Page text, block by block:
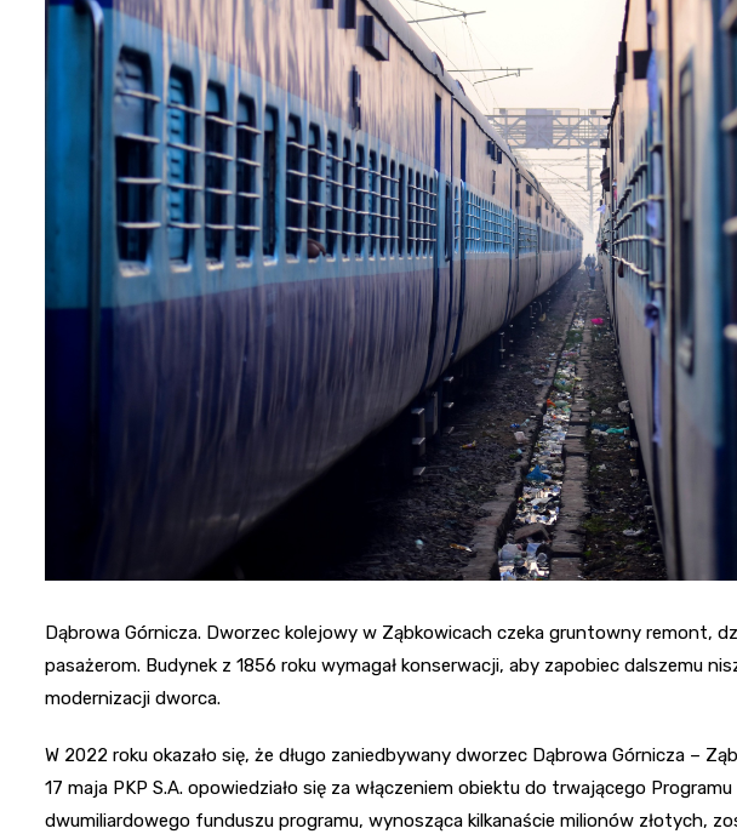
Dąbrowa Górnicza. Dworzec kolejowy w Ząbkowicach czeka gruntowny remont,
pasażerom. Budynek z 1856 roku wymagał konserwacji, aby zapobiec dalszemu
modernizacji dworca.
W 2022 roku okazało się, że długo zaniedbywany dworzec Dąbrowa Górnicza –
17 maja PKP S.A. opowiedziało się za włączeniem obiektu do trwającego
dwumiliardowego funduszu programu, wynosząca kilkanaście milionów złotych,